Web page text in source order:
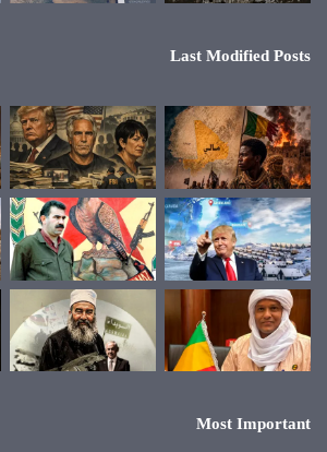
Last Modified Posts
Most Important